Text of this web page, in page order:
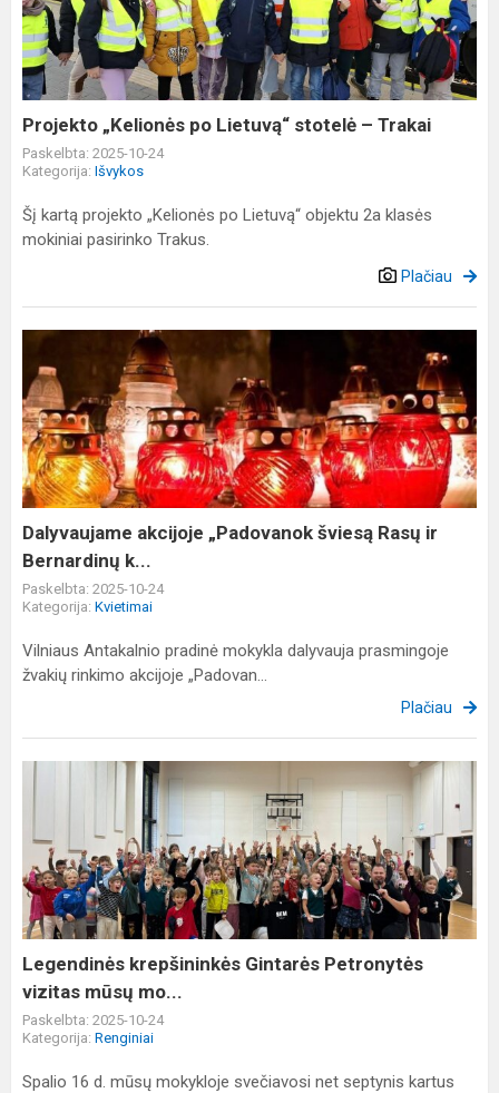
Lietuvą“
stotelė
–
Trakai
Projekto „Kelionės po Lietuvą“ stotelė – Trakai
Paskelbta: 2025-10-24
Kategorija: Išvykos
Šį kartą projekto „Kelionės po Lietuvą“ objektu 2a klasės
mokiniai pasirinko Trakus.
Plačiau
Dalyvaujame
akcijoje
„Padovanok
šviesą
Rasų
ir
Bernardinų
k...
Dalyvaujame akcijoje „Padovanok šviesą Rasų ir
Bernardinų k...
Paskelbta: 2025-10-24
Kategorija: Kvietimai
Vilniaus Antakalnio pradinė mokykla dalyvauja prasmingoje
žvakių rinkimo akcijoje „Padovan...
Plačiau
Legendinės
Petronytės
vizitas
mūsų
mo...
Legendinės krepšininkės Gintarės Petronytės
vizitas mūsų mo...
Paskelbta: 2025-10-24
Kategorija: Renginiai
Spalio 16 d. mūsų mokykloje svečiavosi net septynis kartus